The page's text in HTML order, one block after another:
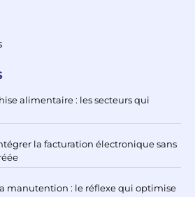
alimentaire : les secteurs qui
la facturation électronique sans
manutention : le réflexe qui optimise